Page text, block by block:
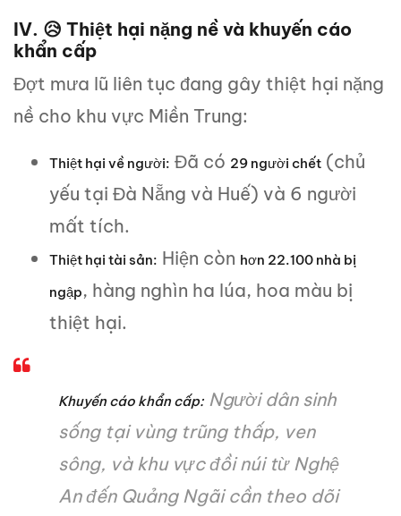
IV. 😥 Thiệt hại nặng nề và khuyến cáo
khẩn cấp
Đợt mưa lũ liên tục đang gây thiệt hại nặng
nề cho khu vực Miền Trung:
Thiệt hại về người: Đã có 29 người chết (chủ
yếu tại Đà Nẵng và Huế) và 6 người
mất tích.
Thiệt hại tài sản: Hiện còn hơn 22.100 nhà bị
ngập, hàng nghìn ha lúa, hoa màu bị
thiệt hại.
Khuyến cáo khẩn cấp: Người dân sinh
sống tại vùng trũng thấp, ven
sông, và khu vực đồi núi từ Nghệ
An đến Quảng Ngãi cần theo dõi